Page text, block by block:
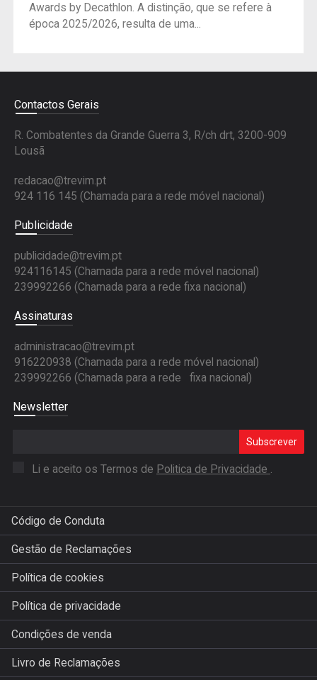
Awards by Decathlon. A distinção, que se refere à
época 2025/2026, resulta de uma...
Contactos Gerais
R. Combatentes da Grande Guerra 3, R/ch drt, 3200-909
Lousã
redacao@trevim.pt
924 116 145 (Chamada para a rede móvel nacional)
Publicidade
publicidade@trevim.pt
924116145 (Chamada para a rede móvel nacional)
239992266 (Chamada para a rede fixa nacional)
Assinaturas
administracao@trevim.pt
916220938 (Chamada para a rede móvel nacional)
239992266 (Chamada para a rede fixa nacional)
Newsletter
Subscrever
Li e aceito os Termos de Politica de Privacidade .
Código de Conduta
Gestão de Reclamações
Política de cookies
Política de privacidade
Condições de venda
Livro de Reclamações